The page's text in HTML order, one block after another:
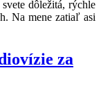
dôležitá, rýchle
Na mene zatiaľ asi
za